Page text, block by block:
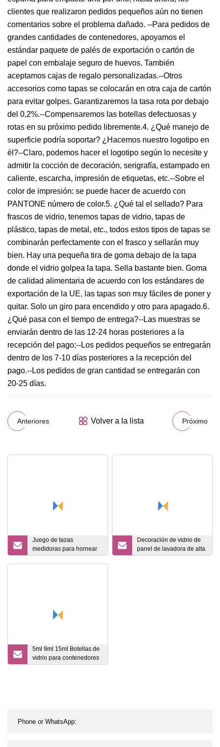
clientes que realizaron pedidos pequeños aún no tienen
comentarios sobre el problema dañado. --Para pedidos de
grandes cantidades de contenedores, apoyamos el
estándar paquete de palés de exportación o cartón de
papel con embalaje seguro de huevos. También
aceptamos cajas de regalo personalizadas.--Otros
accesorios como tapas se colocarán en otra caja de cartón
para evitar golpes. Garantizaremos la tasa rota por debajo
del 0,2%.--Compensaremos las botellas defectuosas y
rotas en su próximo pedido libremente.4. ¿Qué manejo de
superficie podría soportar? ¿Hacemos nuestro logotipo en
él?--Claro, podemos hacer el logotipo según lo necesite y
admitir la cocción de decoración, serigrafía, estampado en
caliente, escarcha, impresión de etiquetas, etc.--Sobre el
color de impresión: se puede hacer de acuerdo con
PANTONE número de color.5. ¿Qué tal el sellado? Para
frascos de vidrio, tenemos tapas de vidrio, tapas de
plástico, tapas de metal, etc., todos estos tipos de tapas se
combinarán perfectamente con el frasco y sellarán muy
bien. Hay una pequeña tira de goma debajo de la tapa
donde el vidrio golpea la tapa. Sella bastante bien. Goma
de calidad alimentaria de acuerdo con los estándares de
exportación de la UE, las tapas son muy fáciles de poner y
quitar. Solo un giro para encendido y otro para apagado.6.
¿Qué pasa con el tiempo de entrega?--Las muestras se
enviarán dentro de las 12-24 horas posteriores a la
recepción del pago;--Los pedidos pequeños se entregarán
dentro de los 7-10 días posteriores a la recepción del
pago.--Los pedidos de gran cantidad se entregarán con
20-25 días.
Anteriores Volver a la lista Próximo
Juego de tazas
medidoras para hornear
de vidrio de borosilicato
Decoración de vidrio de
panel de lavadora de alta
calidad de venta caliente
5ml 9ml 15ml Botellas de
vidrio para contenedores
de concentrado de aceite